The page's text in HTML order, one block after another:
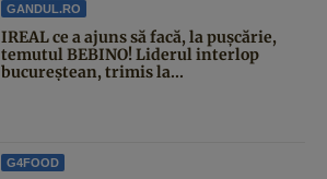
GANDUL.RO
IREAL ce a ajuns să facă, la pușcărie,
temutul BEBINO! Liderul interlop
bucureștean, trimis la...
G4FOOD